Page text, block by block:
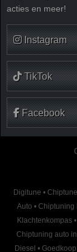
acties en meer!
Instagram
TikTok
Facebook
Digitune •
Auto • Chiptuning
Klachtenkompas •
Chiptuning auto
Diesel •